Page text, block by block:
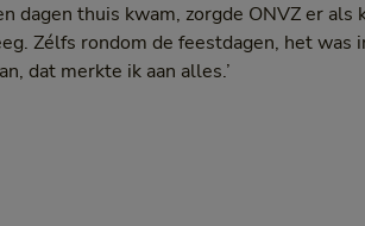
dagen thuis kwam, zorgde ONVZ er
Zélfs rondom de feestdagen, het was
dat merkte ik aan alles.’